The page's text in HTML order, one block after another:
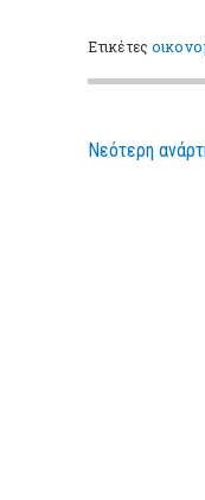
Ετικέτες
Νεότερη